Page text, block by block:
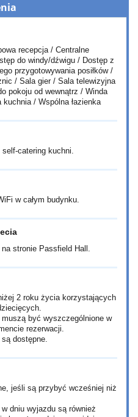
recepcja / Centralne
do windy/dźwigu / Dostęp z
przygotowywania posiłków /
/ Sala gier / Sala telewizyjna
pokoju od wewnątrz / Winda
/ Wspólna łazienka
catering kuchni.
w całym budynku.
stronie Passfield Hall.
2 roku życia korzystających
być wyszczególnione w
rezerwacji.
są dostępne.
jeśli są przybyć wcześniej niż
dniu wyjazdu są również